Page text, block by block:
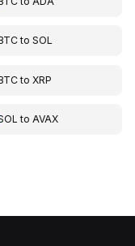
to SOL
to XRP
to AVAX